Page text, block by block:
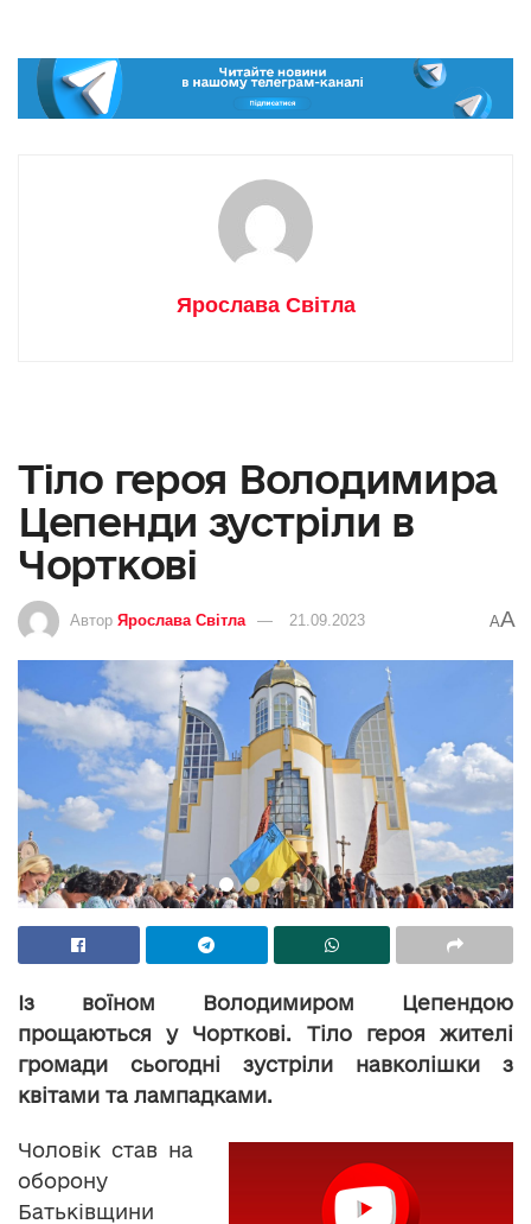
Ярослава Світла
Тіло героя Володимира
Цепенди зустріли в
Чорткові
Автор Ярослава Світла 21.09.2023 AA
Із воїном Володимиром Цепендою
прощаються у Чорткові. Тіло героя жителі
громади сьогодні зустріли навколішки з
квітами та лампадками.
Чоловік став на
оборону
Батьківщини